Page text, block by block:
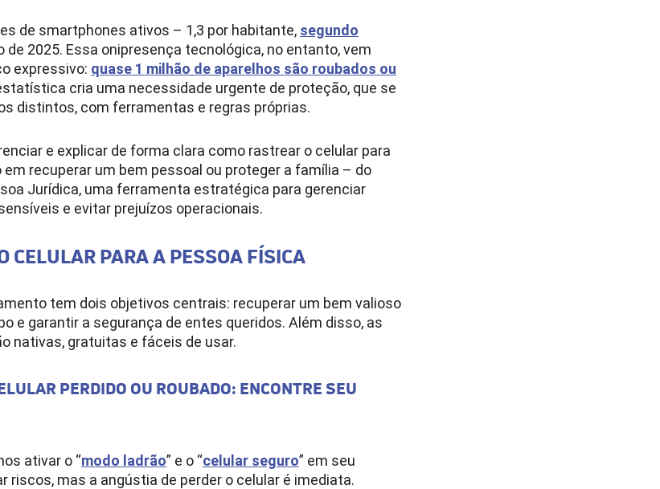
de smartphones ativos – 1,3 por habitante, segundo
de 2025. Essa onipresença tecnológica, no entanto, vem
expressivo: quase 1 milhão de aparelhos são roubados ou
cria uma necessidade urgente de proteção, que se
distintos, com ferramentas e regras próprias.
e explicar de forma clara como rastrear o celular para
recuperar um bem pessoal ou proteger a família – do
Jurídica, uma ferramenta estratégica para gerenciar
e evitar prejuízos operacionais.
CELULAR PARA A PESSOA FÍSICA
tem dois objetivos centrais: recuperar um bem valioso
e garantir a segurança de entes queridos. Além disso, as
nativas, gratuitas e fáceis de usar.
PERDIDO OU ROUBADO: ENCONTRE SEU
ativar o “modo ladrão” e o “celular seguro” em seu
riscos, mas a angústia de perder o celular é imediata.